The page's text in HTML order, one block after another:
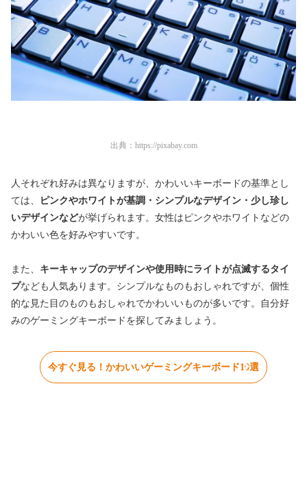
出典： https://pixabay.com
人それぞれ好みは異なりますが、かわいいキーボードの基準とし
ては、
ピンクやホワイトが基調・シンプルなデザイン・少し珍し
いデザインなどが挙げられます。女性はピンクやホワイトなどの
かわいい色を好みやすいです。
また、 キーキャップのデザインや使用時にライトが点滅するタイ
プなども人気あります。シンプルなものもおしゃれですが、個性
的な見た目のものもおしゃれでかわいいものが多いです。自分好
みのゲーミングキーボードを探してみましょう。
今すぐ見る！かわいいゲーミングキーボード10選